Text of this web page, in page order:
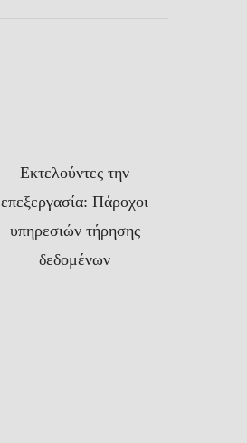
Εκτελούντες την
επεξεργασία: Πάροχοι
υπηρεσιών τήρησης
δεδομένων